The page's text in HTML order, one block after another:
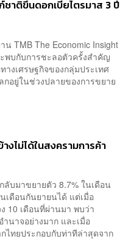
ชาติขึ้นดอกเบี้ยไตรมาส 3 ปี
TMB The Economic Insight
พบกับการชะลอตัวครั้งสำคัญ
งเศรษฐกิจของกลุ่มประเทศ
อยู่ในช่วงปลายของการขยาย
งไม่ได้ในสงครามการค้า
บมาขยายตัว 8.7% ในเดือน
เดือนกันยายนได้ แต่เมื่อ
10 เดือนที่ผ่านมา พบว่า
นาจอย่างมาก และเมื่อ
ไทยประกอบกับท่าทีล่าสุดจาก